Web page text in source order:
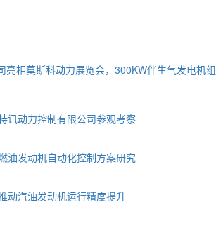
亮相莫斯科动力展览会，300KW伴生气发电机组
讯动力控制有限公司参观考察
油发动机自动化控制方案研究
动汽油发动机运行精度提升